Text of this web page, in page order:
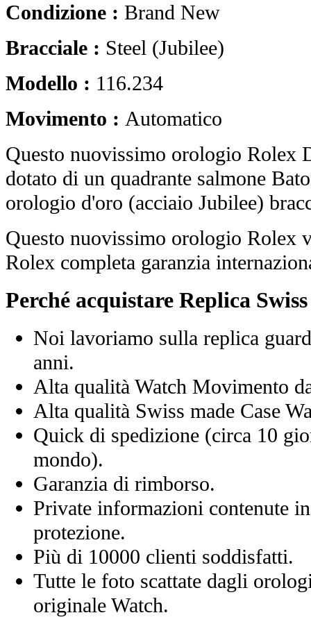
Condizione : Brand New
Bracciale : Steel (Jubilee)
Modello : 116.234
Movimento : Automatico
Questo nuovissimo orologio Rolex
dotato di un quadrante salmone
orologio d'oro (acciaio Jubilee)
Questo nuovissimo orologio Rolex
Rolex completa garanzia
Perché acquistare Replica
Noi lavoriamo sulla replica
anni.
Alta qualità Watch Movimento
Alta qualità Swiss made Case
Quick di spedizione (circa 10
mondo).
Garanzia di rimborso.
Private informazioni contenute
protezione.
Più di 10000 clienti soddisfatti.
Tutte le foto scattate dagli
originale Watch.